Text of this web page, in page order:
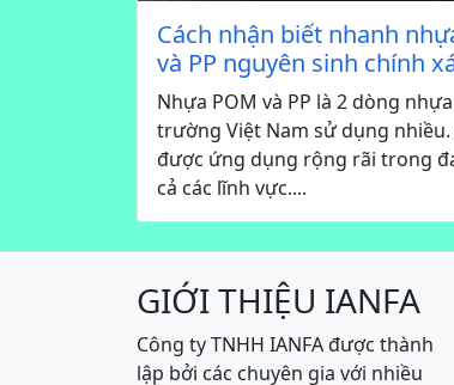
Cách nhận biết nhanh
và PP nguyên sinh chính
Nhựa POM và PP là 2 dòng
trường Việt Nam sử dụng nhiều.
được ứng dụng rộng rãi trong
cả các lĩnh vực....
GIỚI THIỆU IANFA
Công ty TNHH IANFA được thành
lập bởi các chuyên gia với nhiều